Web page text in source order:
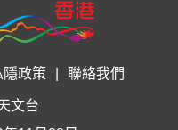
隱政策 聯絡我們
文台